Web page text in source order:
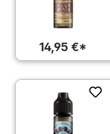
14,95 €*